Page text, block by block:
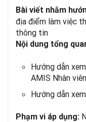
Bài viết nhằm
địa điểm làm việc
thông tin
Nội dung tổng
Hướng dẫn
AMIS Nhân viên
Hướng dẫn
Phạm vi áp dụng: